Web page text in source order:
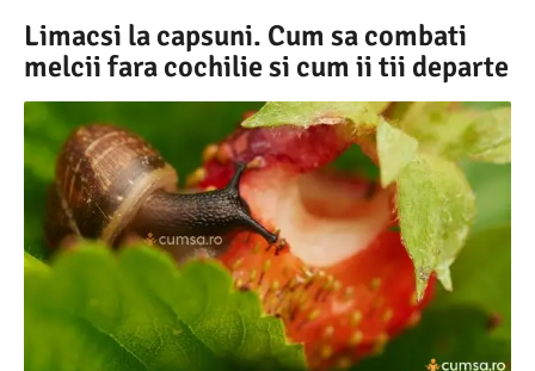
Limacsi la capsuni. Cum sa combati
melcii fara cochilie si cum ii tii departe